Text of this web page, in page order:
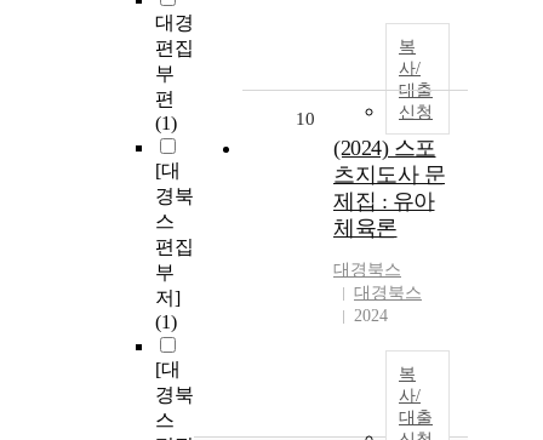
대경
편집
부
편
(1)
[대
경북
스
편집
부
저]
(1)
[대
경북
스
복
사/
대출
신청
10
(2024) 스포
츠지도사 문
제집 : 유아
체육론
대경북스
대경북스
2024
복
사/
대출